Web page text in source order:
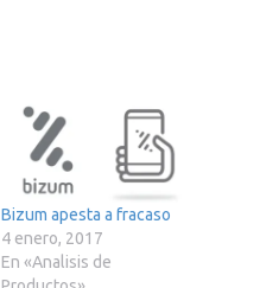
Bizum apesta a fracaso
4 enero, 2017
En «Analisis de